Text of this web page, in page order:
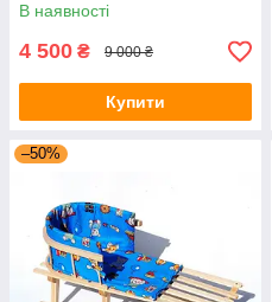
В наявності
4 500 ₴ 9 000 ₴
Купити
–50%